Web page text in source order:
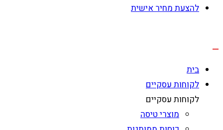
להצעת מחיר אישית
בית
לקוחות עסקיים
לקוחות עסקיים
מוצרי טיסה